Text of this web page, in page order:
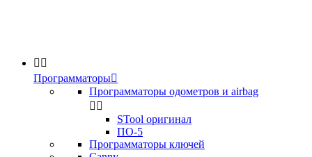
 
Программаторы
Программаторы одометров и airbag
 
STool оригинал
ПО-5
Программаторы ключей